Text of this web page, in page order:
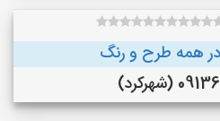
همه طرح و رنگ